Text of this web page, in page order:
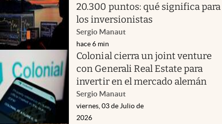
20.300 puntos: qué significa para
los inversionistas
Sergio Manaut
hace 6 min
Colonial cierra un joint venture
con Generali Real Estate para
invertir en el mercado alemán
Sergio Manaut
viernes, 03 de Julio de
2026